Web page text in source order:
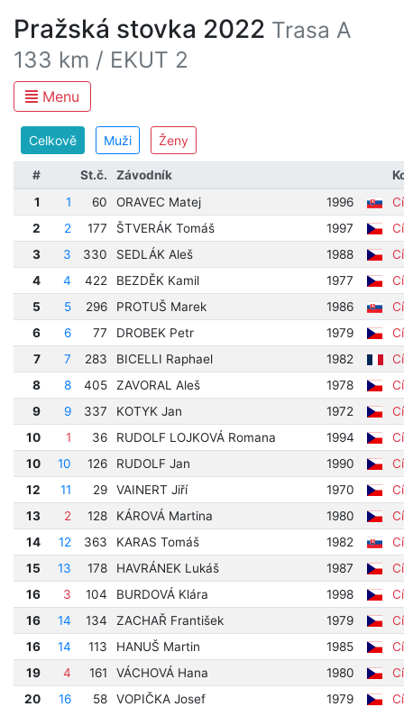
Pražská stovka 2022 Trasa A
133 km / EKUT 2
Menu
Celkově Muži Ženy
# St.č. Závodník
1
1 60 ORAVEC Matej 1996
2
2 177 ŠTVERÁK Tomáš 1997
3
3 330 SEDLÁK Aleš 1988
4
4 422 BEZDĚK Kamil 1977
5
5 296 PROTUŠ Marek 1986
6
6 77 DROBEK Petr 1979
7
7 283 BICELLI Raphael 1982
8
8 405 ZAVORAL Aleš 1978
9
9 337 KOTYK Jan 1972
10
1 36 RUDOLF LOJKOVÁ Romana 1994
10
10 126 RUDOLF Jan 1990
12
11 29 VAINERT Jiří 1970
13
2 128 KÁROVÁ Martina 1980
14
12 363 KARAS Tomáš 1982
15
13 178 HAVRÁNEK Lukáš 1987
16
3 104 BURDOVÁ Klára 1998
16
14 134 ZACHAŘ František 1979
16
14 113 HANUŠ Martin 1985
19
4 161 VÁCHOVÁ Hana 1980
20
16 58 VOPIČKA Josef 1979